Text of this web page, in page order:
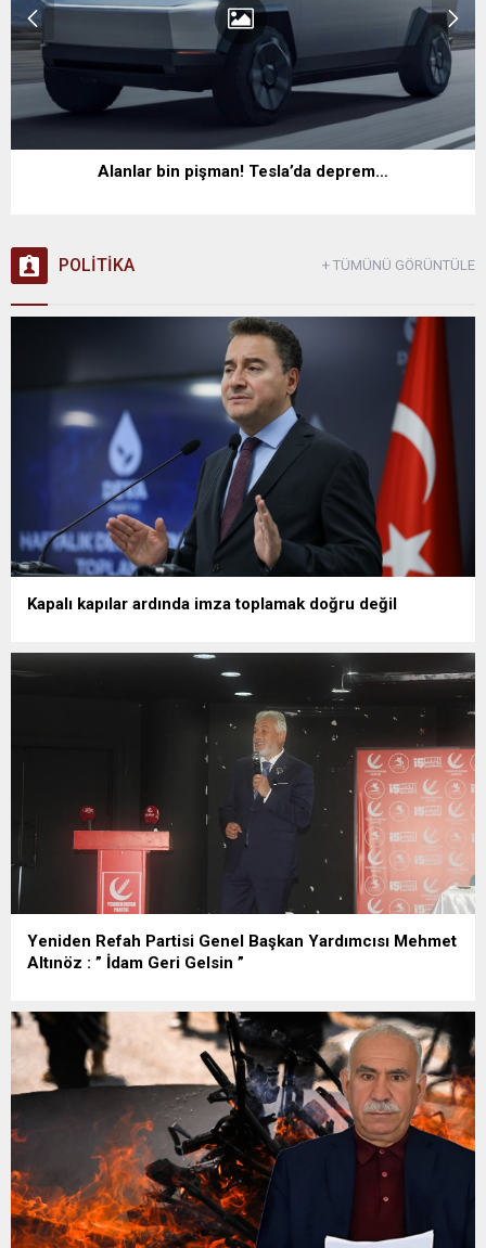
Alanlar bin pişman! Tesla’da deprem…
POLİTİKA + TÜMÜNÜ GÖRÜNTÜLE
Kapalı kapılar ardında imza toplamak doğru değil
Yeniden Refah Partisi Genel Başkan Yardımcısı Mehmet
Altınöz : ” İdam Geri Gelsin ”